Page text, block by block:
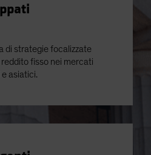
di strategie focalizzate
fisso nei mercati
asiatici.